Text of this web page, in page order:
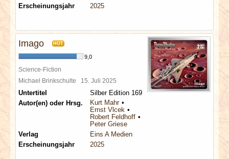
Erscheinungsjahr
2025
Imago HOT
9,0
Science-Fiction
Michael Brinkschulte 15. Juli 2025
Untertitel
Silber Edition 169
Autor(en) oder Hrsg.
Kurt Mahr
Ernst Vlcek
Robert Feldhoff
Peter Griese
Verlag
Eins A Medien
Erscheinungsjahr
2025